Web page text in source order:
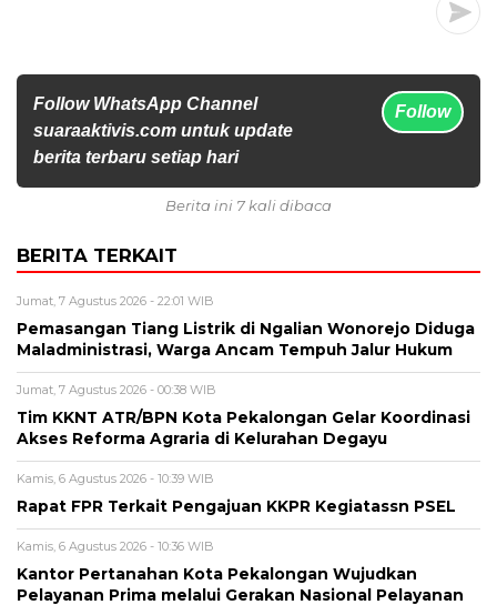
Follow WhatsApp Channel
suaraaktivis.com untuk update
berita terbaru setiap hari
Follow
Berita ini 7 kali dibaca
BERITA TERKAIT
Jumat, 7 Agustus 2026 - 22:01 WIB
Pemasangan Tiang Listrik di Ngalian Wonorejo Diduga
Maladministrasi, Warga Ancam Tempuh Jalur Hukum
Jumat, 7 Agustus 2026 - 00:38 WIB
Tim KKNT ATR/BPN Kota Pekalongan Gelar Koordinasi
Akses Reforma Agraria di Kelurahan Degayu
Kamis, 6 Agustus 2026 - 10:39 WIB
Rapat FPR Terkait Pengajuan KKPR Kegiatassn PSEL
Kamis, 6 Agustus 2026 - 10:36 WIB
Kantor Pertanahan Kota Pekalongan Wujudkan
Pelayanan Prima melalui Gerakan Nasional Pelayanan